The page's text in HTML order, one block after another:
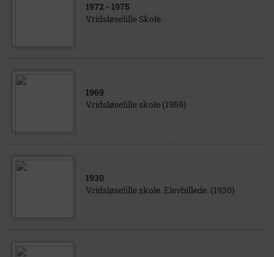
1972 - 1975
Vridsløselille Skole
1969
Vridsløselille skole (1969)
1930
Vridsløselille skole. Elevbillede. (1930)